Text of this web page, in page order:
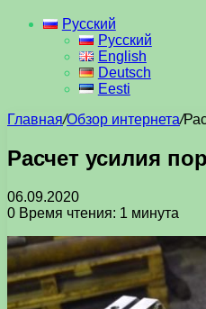
Русский
Русский
English
Deutsch
Eesti
Главная/Обзор интернета/
Расчет усилия
06.09.2020
0 Время чтения: 1 минута